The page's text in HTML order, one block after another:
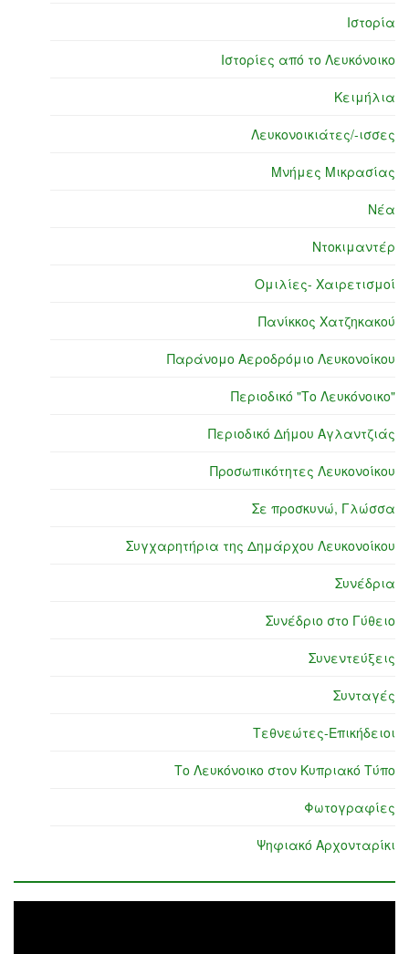
Ιστορία
Ιστορίες από το Λευκόνοικο
Κειμήλια
Λευκονοικιάτες/-ισσες
Μνήμες Μικρασίας
Νέα
Ντοκιμαντέρ
Ομιλίες- Χαιρετισμοί
Πανίκκος Χατζηκακού
Παράνομο Αεροδρόμιο Λευκονοίκου
Περιοδικό "Το Λευκόνοικο"
Περιοδικό Δήμου Αγλαντζιάς
Προσωπικότητες Λευκονοίκου
Σε προσκυνώ, Γλώσσα
Συγχαρητήρια της Δημάρχου Λευκονοίκου
Συνέδρια
Συνέδριο στο Γύθειο
Συνεντεύξεις
Συνταγές
Τεθνεώτες-Επικήδειοι
Το Λευκόνοικο στον Κυπριακό Τύπο
Φωτογραφίες
Ψηφιακό Αρχονταρίκι